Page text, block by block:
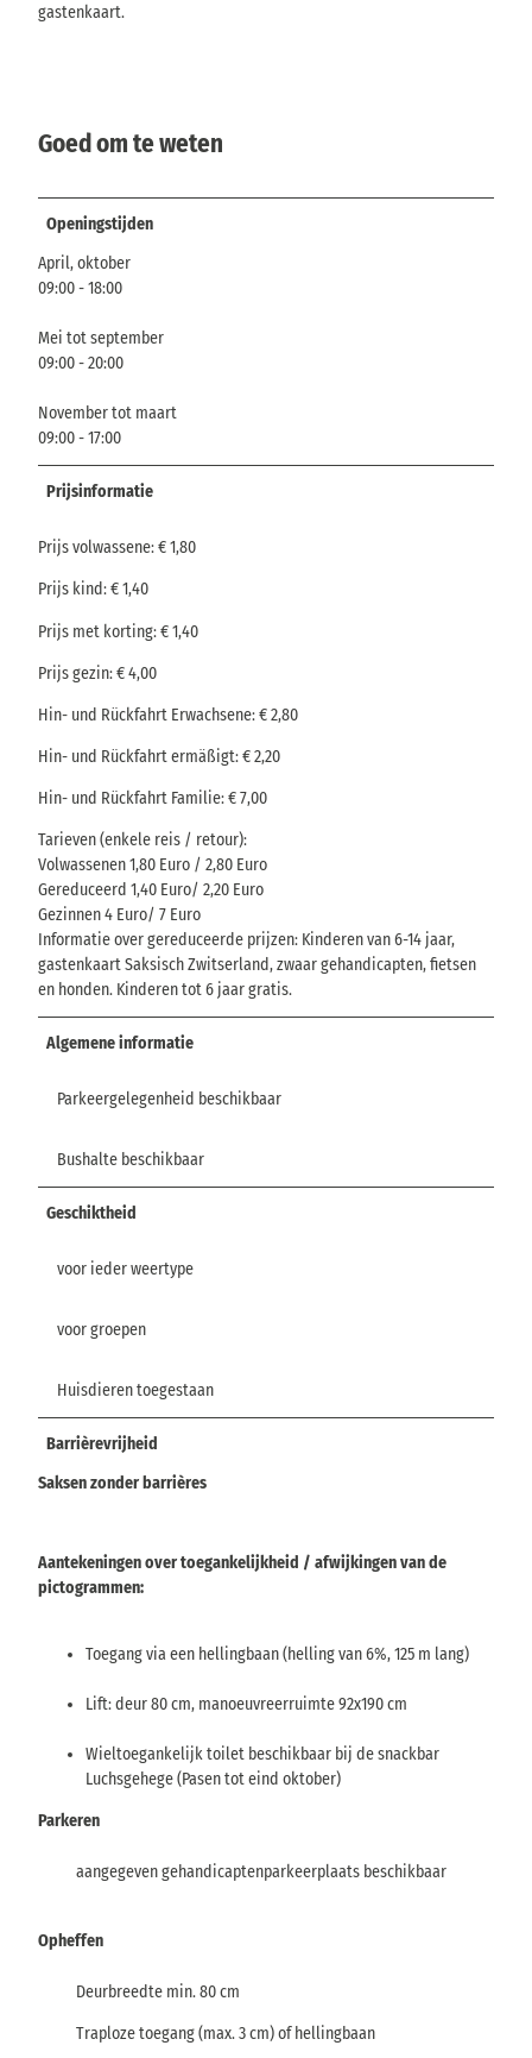
gastenkaart.
Goed om te weten
Openingstijden
April, oktober
09:00 - 18:00
Mei tot september
09:00 - 20:00
November tot maart
09:00 - 17:00
Prijsinformatie
Prijs volwassene: € 1,80
Prijs kind: € 1,40
Prijs met korting: € 1,40
Prijs gezin: € 4,00
Hin- und Rückfahrt Erwachsene: € 2,80
Hin- und Rückfahrt ermäßigt: € 2,20
Hin- und Rückfahrt Familie: € 7,00
Tarieven (enkele reis / retour):
Volwassenen 1,80 Euro / 2,80 Euro
Gereduceerd 1,40 Euro/ 2,20 Euro
Gezinnen 4 Euro/ 7 Euro
Informatie over gereduceerde prijzen: Kinderen van 6-14 jaar,
gastenkaart Saksisch Zwitserland, zwaar gehandicapten, fietsen
en honden. Kinderen tot 6 jaar gratis.
Algemene informatie
Parkeergelegenheid beschikbaar
Bushalte beschikbaar
Geschiktheid
voor ieder weertype
voor groepen
Huisdieren toegestaan
Barrièrevrijheid
Saksen zonder barrières
Aantekeningen over toegankelijkheid / afwijkingen van de
pictogrammen:
Toegang via een hellingbaan (helling van 6%, 125 m lang)
Lift: deur 80 cm, manoeuvreerruimte 92x190 cm
Wieltoegankelijk toilet beschikbaar bij de snackbar
Luchsgehege (Pasen tot eind oktober)
Parkeren
aangegeven gehandicaptenparkeerplaats beschikbaar
Opheffen
Deurbreedte min. 80 cm
Traploze toegang (max. 3 cm) of hellingbaan